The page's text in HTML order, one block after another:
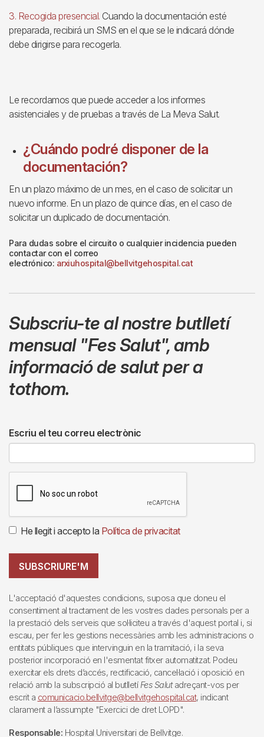
3. Recogida presencial. Cuando la documentación esté
preparada, recibirá un SMS en el que se le indicará dónde
debe dirigirse para recogerla.
Le recordamos que puede acceder a los informes
asistenciales y de pruebas a través de La Meva Salut.
¿Cuándo podré disponer de la
documentación?
En un plazo máximo de un mes, en el caso de solicitar un
nuevo informe. En un plazo de quince días, en el caso de
solicitar un duplicado de documentación.
Para dudas sobre el circuito o cualquier incidencia pueden
contactar con el correo
electrónico: arxiuhospital@bellvitgehospital.cat
Subscriu-te al nostre butlletí
mensual "Fes Salut",amb
informació de salut per a
tothom.
Escriu el teu correu electrònic
He llegit i accepto la Política de privacitat
SUBSCRIURE'M
L'acceptació d'aquestes condicions, suposa que doneu el
consentiment al tractament de les vostres dades personals per a
la prestació dels serveis que sol·liciteu a través d'aquest portal i, si
escau, per fer les gestions necessàries amb les administracions o
entitats públiques que intervinguin en la tramitació, i la seva
posterior incorporació en l'esmentat fitxer automatitzat. Podeu
exercitar els drets d’accés, rectificació, cancel·lació i oposició en
relació amb la subscripció al butlletí Fes Salutadreçant-vos per
escrit a comunicacio.bellvitge@bellvitgehospital.cat, indicant
clarament a l’assumpte "Exercici de dret LOPD".
Responsable: Hospital Universitari de Bellvitge.